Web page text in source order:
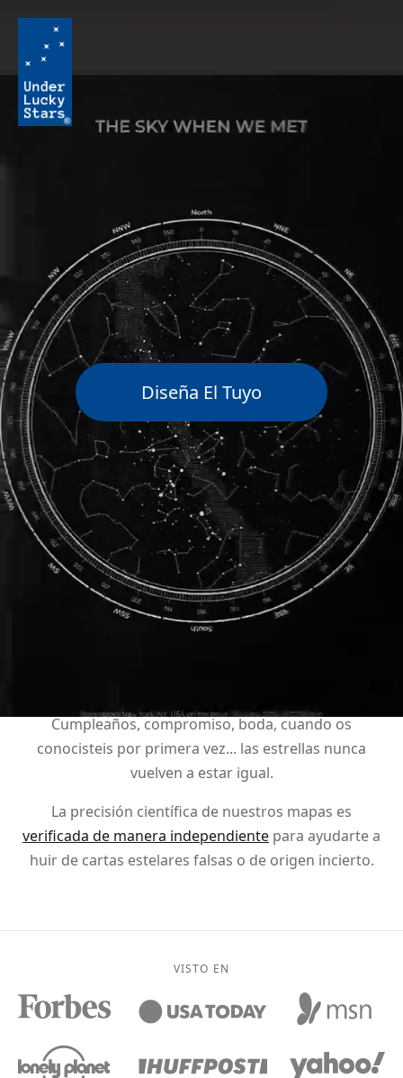
Diseña El Tuyo
La carta estelar de los
momentos más felices de tu
vida
Somos Under Lucky Stars. Creamos hermosos mapas
estelares diseñados que muestran la alineación única
Cumpleaños, compromiso, boda, cuando os
conocisteis por primera vez... las estrellas nunca
vuelven a estar igual.
La precisión científica de nuestros mapas es
verificada de manera independiente para ayudarte a
huir de cartas estelares falsas o de origen incierto.
VISTO EN